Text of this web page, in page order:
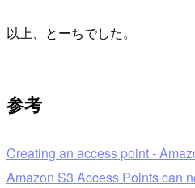
以上、とーちでした。
参考
Creating an access point -
Amazon S3 Access Points can